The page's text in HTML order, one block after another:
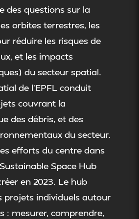
des questions sur la
orbites terrestres, les
réduire les risques de
et les impacts
du secteur spatial.
de l’EPFL conduit
couvrant la
des débris, et des
du secteur.
efforts du centre dans
Space Hub
en 2023. Le hub
projets individuels autour
: mesurer, comprendre,